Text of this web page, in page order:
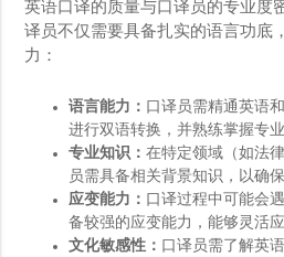
英语口译的质量与口译员的专业度
译员不仅需要具备扎实的语言功底
力：
语言能力： 口译员需精通英语
进行双语转换，并熟练掌握专业
专业知识：在特定领域（如法
员需具备相关背景知识，以确
应变能力： 口译过程中可能会
备较强的应变能力，能够灵活应
文化敏感性： 口译员需了解英